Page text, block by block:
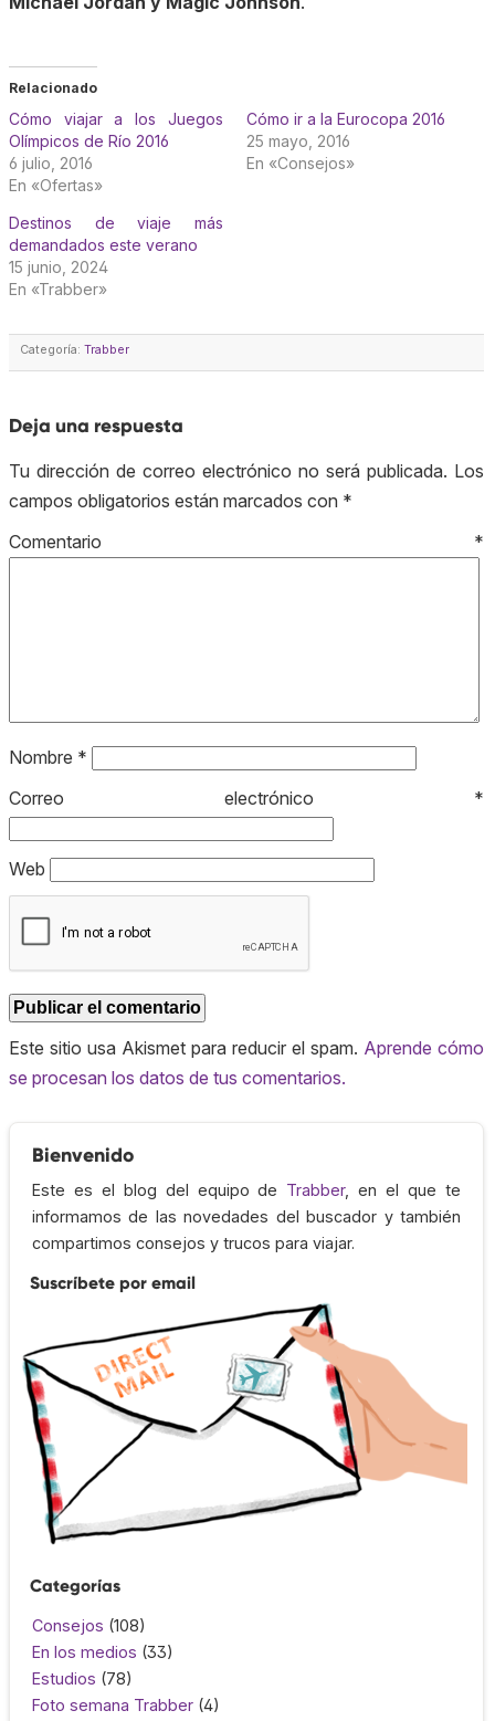
Relacionado
Cómo viajar a los Juegos
Olímpicos de Río 2016
6 julio, 2016
En «Ofertas»
Cómo ir a la Eurocopa 2016
25 mayo, 2016
En «Consejos»
Destinos de viaje más
demandados este verano
15 junio, 2024
En «Trabber»
Categoría: Trabber
Deja una respuesta
Tu dirección de correo electrónico no será publicada. Los
campos obligatorios están marcados con *
Comentario *
Nombre *
Correo electrónico *
Web
Este sitio usa Akismet para reducir el spam. Aprende cómo
se procesan los datos de tus comentarios.
Bienvenido
Este es el blog del equipo de Trabber, en el que te
informamos de las novedades del buscador y también
compartimos consejos y trucos para viajar.
Suscríbete por email
Categorías
Consejos (108)
En los medios (33)
Estudios (78)
Foto semana Trabber (4)